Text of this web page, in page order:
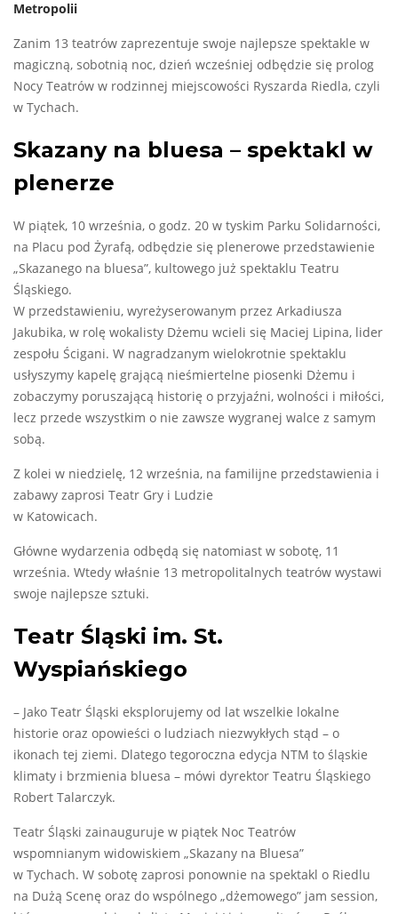
Metropolii
Zanim 13 teatrów zaprezentuje swoje najlepsze spektakle w
magiczną, sobotnią noc, dzień wcześniej odbędzie się prolog
Nocy Teatrów w rodzinnej miejscowości Ryszarda Riedla, czyli
w Tychach.
Skazany na bluesa – spektakl w
plenerze
W piątek, 10 września, o godz. 20 w tyskim Parku Solidarności,
na Placu pod Żyrafą, odbędzie się plenerowe przedstawienie
„Skazanego na bluesa”, kultowego już spektaklu Teatru
Śląskiego.
W przedstawieniu, wyreżyserowanym przez Arkadiusza
Jakubika, w rolę wokalisty Dżemu wcieli się Maciej Lipina, lider
zespołu Ścigani. W nagradzanym wielokrotnie spektaklu
usłyszymy kapelę grającą nieśmiertelne piosenki Dżemu i
zobaczymy poruszającą historię o przyjaźni, wolności i miłości,
lecz przede wszystkim o nie zawsze wygranej walce z samym
sobą.
Z kolei w niedzielę, 12 września, na familijne przedstawienia i
zabawy zaprosi Teatr Gry i Ludzie
w Katowicach.
Główne wydarzenia odbędą się natomiast w sobotę, 11
września. Wtedy właśnie 13 metropolitalnych teatrów wystawi
swoje najlepsze sztuki.
Teatr Śląski im. St.
Wyspiańskiego
– Jako Teatr Śląski eksplorujemy od lat wszelkie lokalne
historie oraz opowieści o ludziach niezwykłych stąd – o
ikonach tej ziemi. Dlatego tegoroczna edycja NTM to śląskie
klimaty i brzmienia bluesa – mówi dyrektor Teatru Śląskiego
Robert Talarczyk.
Teatr Śląski zainauguruje w piątek Noc Teatrów
wspomnianym widowiskiem „Skazany na Bluesa”
w Tychach. W sobotę zaprosi ponownie na spektakl o Riedlu
na Dużą Scenę oraz do wspólnego „dżemowego” jam session,